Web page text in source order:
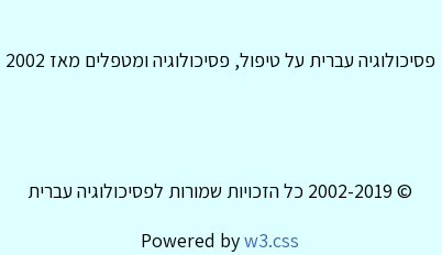
פסיכולוגיה עברית על טיפול, פסיכולוגיה ומטפלים מאז 2002
© 2002-2019 כל הזכויות שמורות לפסיכולוגיה עברית
Powered byw3.css